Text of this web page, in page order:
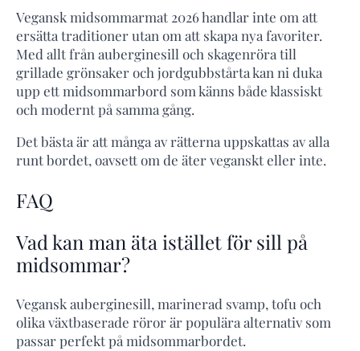
Vegansk midsommarmat 2026 handlar inte om att
ersätta traditioner utan om att skapa nya favoriter.
Med allt från auberginesill och skagenröra till
grillade grönsaker och jordgubbstårta kan ni duka
upp ett midsommarbord som känns både klassiskt
och modernt på samma gång.
Det bästa är att många av rätterna uppskattas av alla
runt bordet, oavsett om de äter veganskt eller inte.
FAQ
Vad kan man äta istället för sill på
midsommar?
Vegansk auberginesill, marinerad svamp, tofu och
olika växtbaserade röror är populära alternativ som
passar perfekt på midsommarbordet.